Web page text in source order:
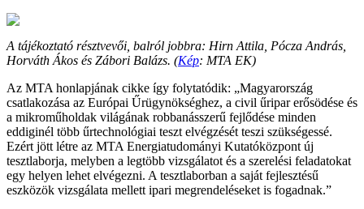
A tájékoztató résztvevői, balról jobbra: Hirn Attila, Pócza András,
Horváth Ákos és Zábori Balázs. (Kép: MTA EK)
Az MTA honlapjának cikke így folytatódik: „Magyarország
csatlakozása az Európai Űrügynökséghez, a civil űripar erősödése és
a mikroműholdak világának robbanásszerű fejlődése minden
eddiginél több űrtechnológiai teszt elvégzését teszi szükségessé.
Ezért jött létre az MTA Energiatudományi Kutatóközpont új
tesztlaborja, melyben a legtöbb vizsgálatot és a szerelési feladatokat
egy helyen lehet elvégezni. A tesztlaborban a saját fejlesztésű
eszközök vizsgálata mellett ipari megrendeléseket is fogadnak.”